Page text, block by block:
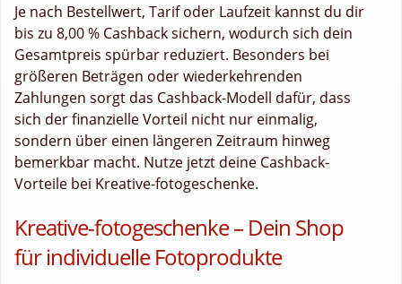
Je nach Bestellwert, Tarif oder Laufzeit kannst du dir
bis zu 8,00 % Cashback sichern, wodurch sich dein
Gesamtpreis spürbar reduziert. Besonders bei
größeren Beträgen oder wiederkehrenden
Zahlungen sorgt das Cashback-Modell dafür, dass
sich der finanzielle Vorteil nicht nur einmalig,
sondern über einen längeren Zeitraum hinweg
bemerkbar macht. Nutze jetzt deine Cashback-
Vorteile bei Kreative-fotogeschenke.
Kreative-fotogeschenke – Dein Shop
für individuelle Fotoprodukte